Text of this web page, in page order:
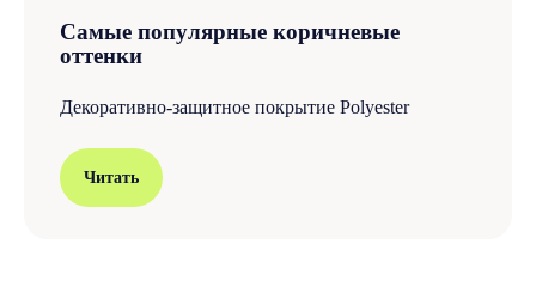
Самые популярные коричневые
оттенки
Декоративно-защитное покрытие Polyester
Читать